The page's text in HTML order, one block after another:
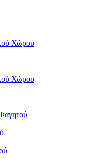
Χώρου
Χώρου